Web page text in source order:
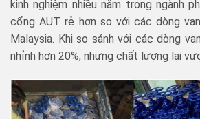
kinh nghiệm nhiều năm trong ngành
cổng AUT rẻ hơn so với các dòng
Malaysia. Khi so sánh với các dòng
nhỉnh hơn 20%, nhưng chất lượng lại